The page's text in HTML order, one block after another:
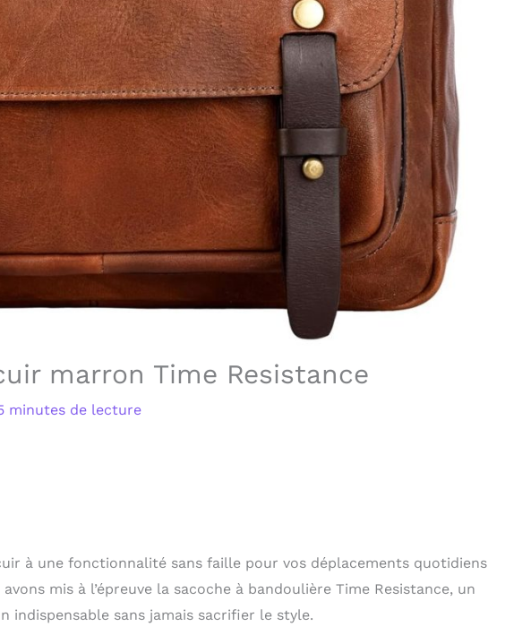
marron Time Resistance
minutes de lecture
à une fonctionnalité sans faille pour vos déplacements quotidiens
mis à l’épreuve la sacoche à bandoulière Time Resistance, un
indispensable sans jamais sacrifier le style.